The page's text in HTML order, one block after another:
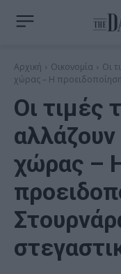
Αρχική Οικονομία
Οι
χώρας – Η
Οι τιμές
χώρας –